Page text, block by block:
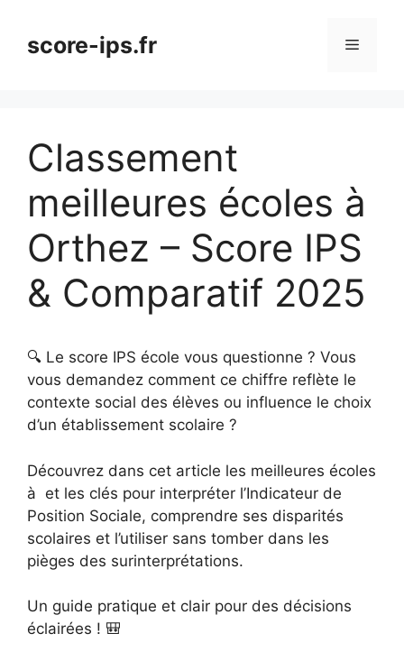
contenuscore-ips.fr Menu
Classement
meilleures écoles à
Orthez – Score IPS
& Comparatif 2025
🔍 Le score IPS école vous questionne ? Vous
vous demandez comment ce chiffre reflète le
contexte social des élèves ou influence le choix
d’un établissement scolaire ?
Découvrez dans cet article les meilleures écoles
à et les clés pour interpréter l’Indicateur de
Position Sociale, comprendre ses disparités
scolaires et l’utiliser sans tomber dans les
pièges des surinterprétations.
Un guide pratique et clair pour des décisions
éclairées ! 🎒